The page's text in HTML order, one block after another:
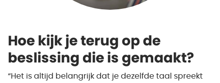
Hoe kijk je terug op de
beslissing die is gemaakt?
“Het is altijd belangrijk dat je dezelfde taal spreekt